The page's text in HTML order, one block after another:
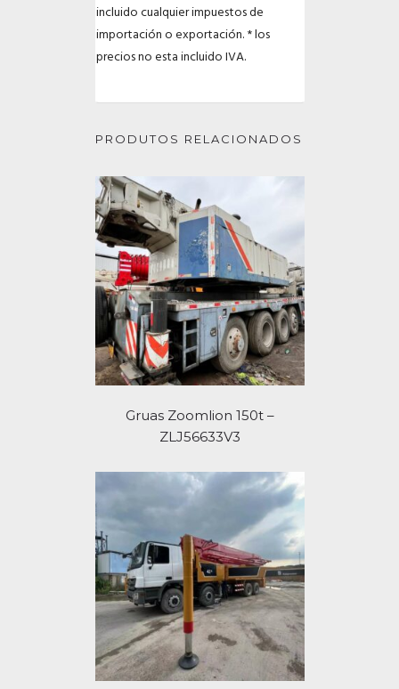
incluido cualquier impuestos de
importación o exportación.* los
precios no esta incluido IVA.
PRODUTOS RELACIONADOS
Gruas Zoomlion 150t –
ZLJ56633V3